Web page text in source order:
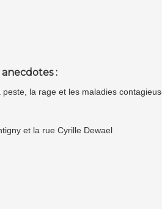
:
la rage et les maladies
et la rue Cyrille Dewael